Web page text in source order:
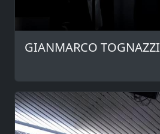
GIANMARCO TOGNAZZI